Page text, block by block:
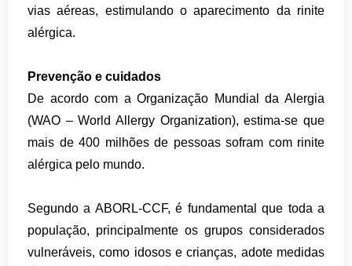
vias aéreas, estimulando o aparecimento da rinite
alérgica.
Prevenção e cuidados
De acordo com a Organização Mundial da Alergia
(WAO – World Allergy Organization), estima-se que
mais de 400 milhões de pessoas sofram com rinite
alérgica pelo mundo.
Segundo a ABORL-CCF, é fundamental que toda a
população, principalmente os grupos considerados
vulneráveis, como idosos e crianças, adote medidas